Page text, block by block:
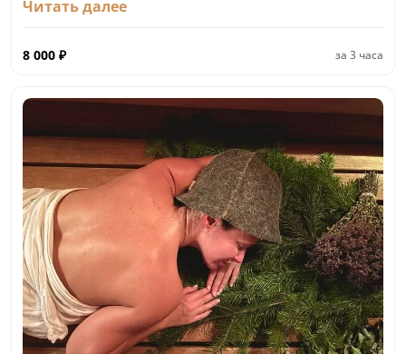
- термальный прогрев в русской бане и бассейн.
- мыльно-веничный пилинг-массаж березовым
веником. 30 мин
- оздоровительный массаж всего тела. 60 мин
- чайный сет: сибирский травяной чай, таежный
мед, румяные сушки. 30 мин
Читать далее
8 000 ₽ за 3 часа